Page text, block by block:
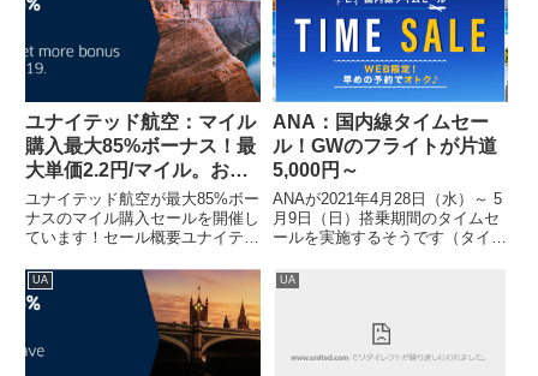
用）前回に続き、今回も100%ボ
ーナスセールです！Chr...
ーナス（単価3.1円/マイル）・
15,000～29...
ユナイテッド航空：マイル
購入最大85%ボーナス！最
大単価2.2円/マイル。お得
にANA特典航空券
ユナイテッド航空が最大85%ボー
ナスのマイル購入セールを開催し
ています！セール概要ユナイテッ
大85%ボーナスセールが開催され
ています。（ユナイテッド航空
HPから抜粋）3か月ぶりの最大
85%ボーナスです。直近では...
ANA：国内線タイムセー
ル！GWのフライトが片道
5,000円～
ANAが2021年4月28日（水）～ 5
月9日（日）搭乗期間のタイムセ
ールを実施するそうです（タイム
羽田～大阪区間は5,000円～羽田
UA UA